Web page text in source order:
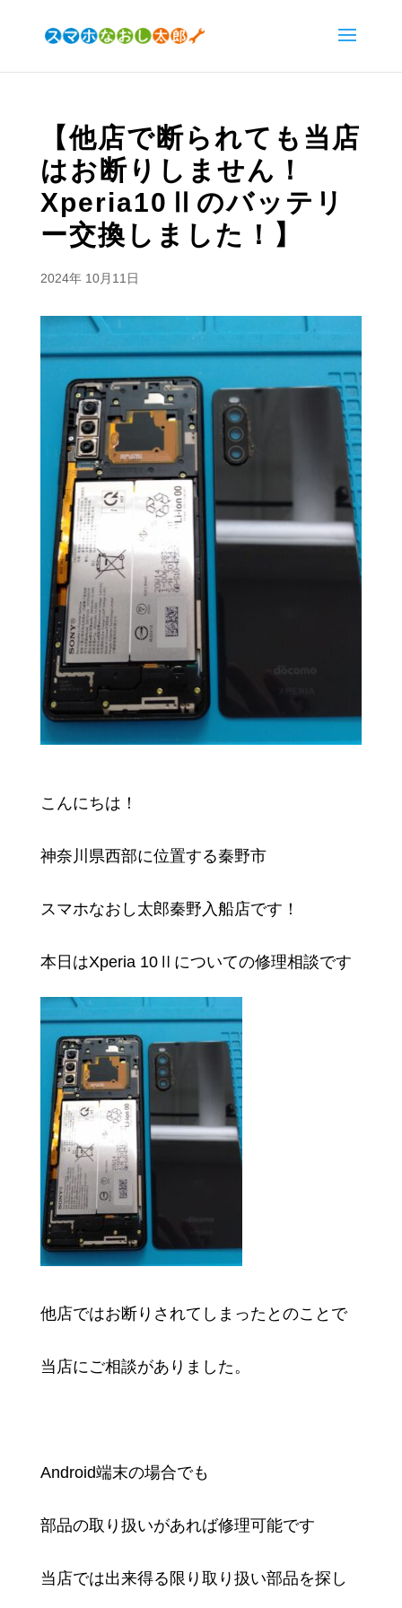
【他店で断られても当店
はお断りしません！
Xperia10Ⅱのバッテリ
ー交換しました！】
2024年 10月11日
こんにちは！
神奈川県西部に位置する秦野市
スマホなおし太郎秦野入船店です！
本日はXperia 10Ⅱについての修理相談です
他店ではお断りされてしまったとのことで
当店にご相談がありました。
Android端末の場合でも
部品の取り扱いがあれば修理可能です
当店では出来得る限り取り扱い部品を探し